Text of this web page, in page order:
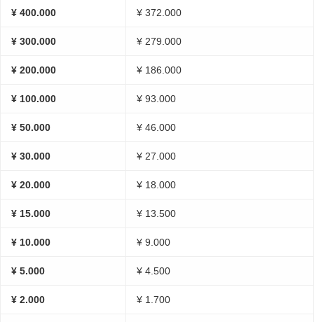
¥ 400.000 ¥ 372.000
¥ 300.000 ¥ 279.000
¥ 200.000 ¥ 186.000
¥ 100.000 ¥ 93.000
¥ 50.000 ¥ 46.000
¥ 30.000 ¥ 27.000
¥ 20.000 ¥ 18.000
¥ 15.000 ¥ 13.500
¥ 10.000 ¥ 9.000
¥ 5.000 ¥ 4.500
¥ 2.000 ¥ 1.700